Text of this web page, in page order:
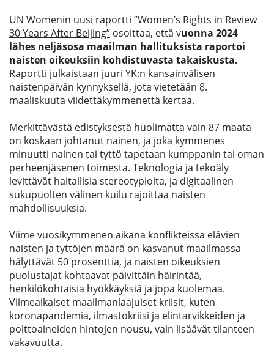
UN Womenin uusi raportti ”Women’s Rights in Review
30 Years After Beijing” osoittaa, että vuonna 2024
lähes neljäsosa maailman hallituksista raportoi
naisten oikeuksiin kohdistuvasta takaiskusta.
Raportti julkaistaan juuri YK:n kansainvälisen
naistenpäivän kynnyksellä, jota vietetään 8.
maaliskuuta viidettäkymmenettä kertaa.
Merkittävästä edistyksestä huolimatta vain 87 maata
on koskaan johtanut nainen, ja joka kymmenes
minuutti nainen tai tyttö tapetaan kumppanin tai oman
perheenjäsenen toimesta. Teknologia ja tekoäly
levittävät haitallisia stereotypioita, ja digitaalinen
sukupuolten välinen kuilu rajoittaa naisten
mahdollisuuksia.
Viime vuosikymmenen aikana konflikteissa elävien
naisten ja tyttöjen määrä on kasvanut maailmassa
hälyttävät 50 prosenttia, ja naisten oikeuksien
puolustajat kohtaavat päivittäin häirintää,
henkilökohtaisia hyökkäyksiä ja jopa kuolemaa.
Viimeaikaiset maailmanlaajuiset kriisit, kuten
koronapandemia, ilmastokriisi ja elintarvikkeiden ja
polttoaineiden hintojen nousu, vain lisäävät tilanteen
vakavuutta.